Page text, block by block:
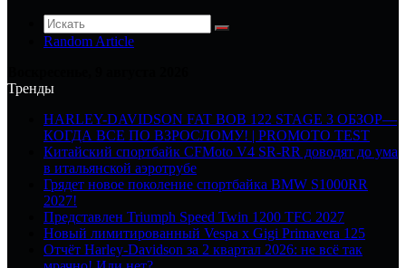
Random Article
Тренды
HARLEY-DAVIDSON FAT BOB 122 STAGE 3 ОБЗОР—
КОГДА ВСЕ ПО ВЗРОСЛОМУ! | PROMOTO TEST
Китайский спортбайк CFMoto V4 SR-RR доводят до ума
в итальянской аэротрубе
Грядет новое поколение спортбайка BMW S1000RR
2027!
Представлен Triumph Speed Twin 1200 TFC 2027
Новый лимитированный Vespa x Gigi Primavera 125
Отчёт Harley-Davidson за 2 квартал 2026: не всё так